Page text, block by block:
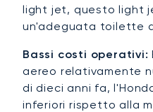
light jet, questo light
un'adeguata toilette
Bassi costi operativi:
aereo relativamente
di dieci anni fa,
inferiori rispetto alla